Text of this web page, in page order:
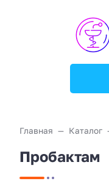
Главная Каталог
Пробактам